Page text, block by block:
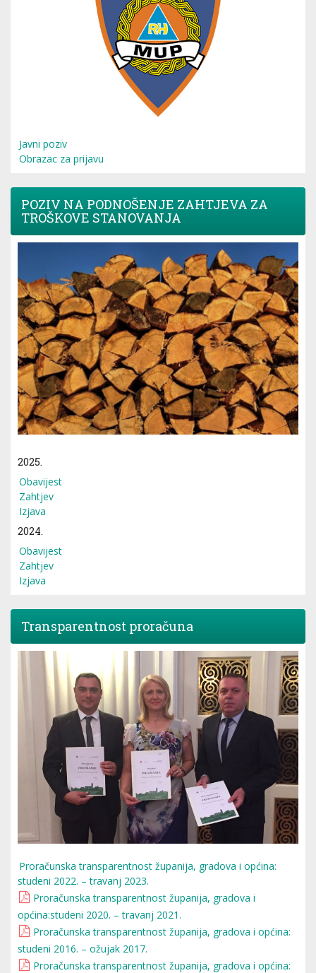
Javni poziv
Obrazac za prijavu
POZIV NA PODNOŠENJE ZAHTJEVA ZA
TROŠKOVE STANOVANJA
2025.
Obavijest
Zahtjev
Izjava
2024.
Obavijest
Zahtjev
Izjava
Transparentnost proračuna
Proračunska transparentnost županija, gradova i općina:
studeni 2022. – travanj 2023.
Proračunska transparentnost županija, gradova i
općina:studeni 2020. – travanj 2021.
Proračunska transparentnost županija, gradova i općina:
studeni 2016. – ožujak 2017.
Proračunska transparentnost županija, gradova i općina: